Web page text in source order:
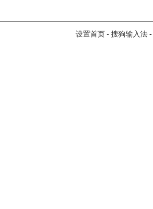
设置首页 - 搜狗输入法 -